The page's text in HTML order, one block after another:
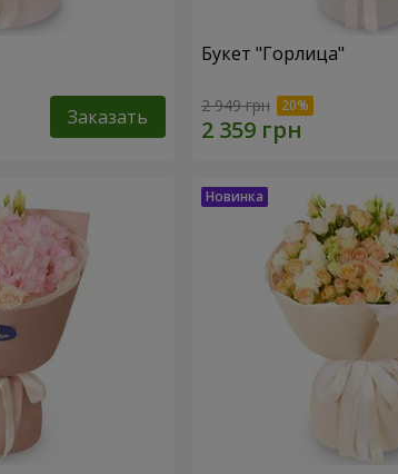
Заказать
Букет "Горлица"
2 949 грн